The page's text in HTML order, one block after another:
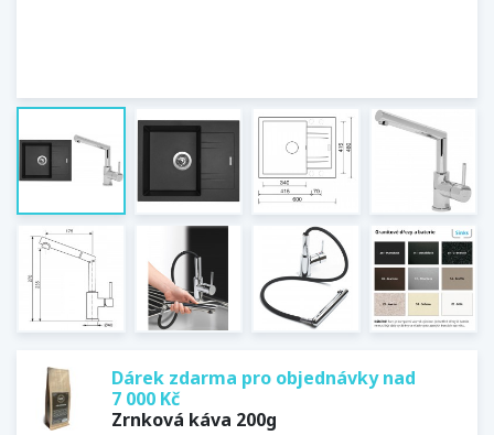
Dárek zdarma pro objednávky nad
7 000 Kč
Zrnková káva 200g